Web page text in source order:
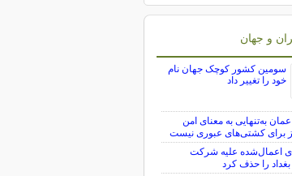
و جهان
سومین کشور کوچک جهان نام
خود را تغییر داد
عمان به‌تنهایی به معنای امن
برای کشتی‌های عبوری نیست
اعمال‌شده علیه شرکت
بغداد را حذف کرد